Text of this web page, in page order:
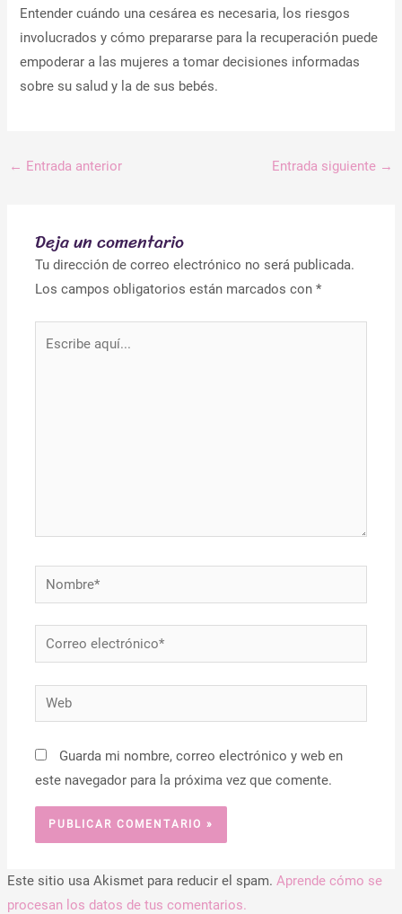
Entender cuándo una cesárea es necesaria, los riesgos
involucrados y cómo prepararse para la recuperación puede
empoderar a las mujeres a tomar decisiones informadas
sobre su salud y la de sus bebés.
← Entrada anterior Entrada siguiente →
Deja un comentario
Tu dirección de correo electrónico no será publicada.
Los campos obligatorios están marcados con*
Nombre*
Correo
electrónico*
Web
Guarda mi nombre, correo electrónico y web en
este navegador para la próxima vez que comente.
Este sitio usa Akismet para reducir el spam. Aprende cómo se
procesan los datos de tus comentarios.